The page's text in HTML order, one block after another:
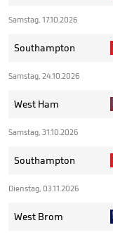
Samstag, 17.10.2026
Southampton
Samstag, 24.10.2026
West Ham
Samstag, 31.10.2026
Southampton
Dienstag, 03.11.2026
West Brom